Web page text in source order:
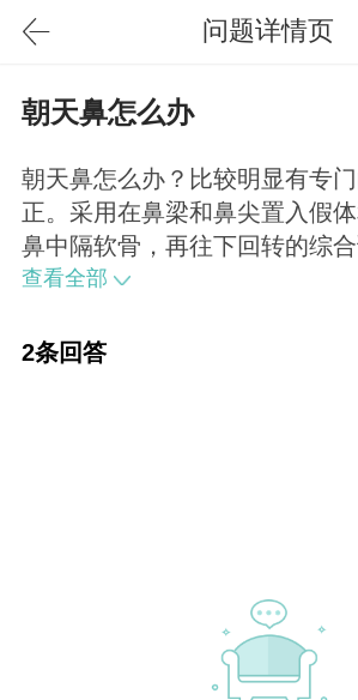
问题详情页
朝天鼻怎么办
朝天鼻怎么办？比较明显有专
正。采用在鼻梁和鼻尖置入假
鼻中隔软骨，再往下回转的综
一种十分有效的方法。
查看全部
2条回答